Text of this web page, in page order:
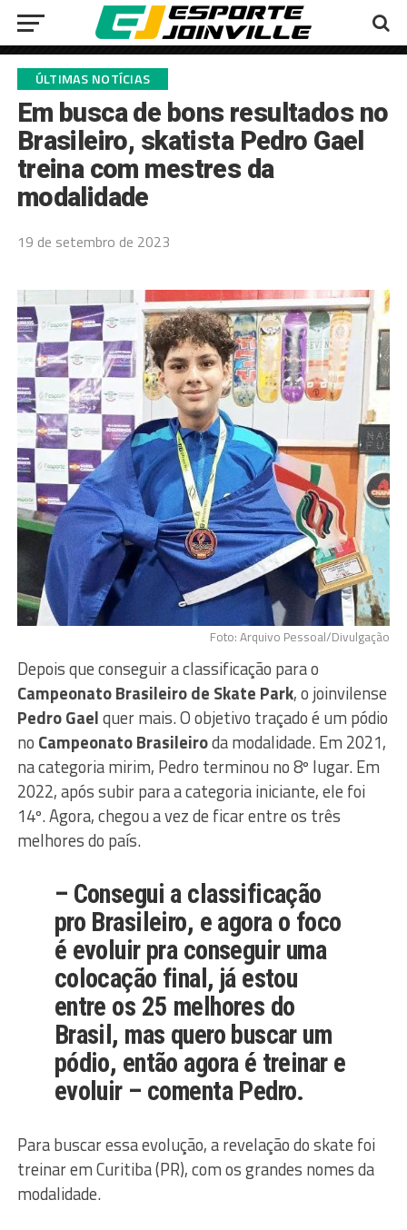
ÚLTIMAS NOTÍCIAS
Em busca de bons resultados no
Brasileiro, skatista Pedro Gael
treina com mestres da
modalidade
19 de setembro de 2023
Foto: Arquivo Pessoal/Divulgação
Depois que conseguir a classificação para o
Campeonato Brasileiro de Skate Park, o joinvilense
Pedro Gaelquer mais. O objetivo traçado é um pódio
no Campeonato Brasileiroda modalidade. Em 2021,
na categoria mirim, Pedro terminou no 8º lugar. Em
2022, após subir para a categoria iniciante, ele foi
14º. Agora, chegou a vez de ficar entre os três
melhores do país.
– Consegui a classificação
pro Brasileiro, e agora o foco
é evoluir pra conseguir uma
colocação final, já estou
entre os 25 melhores do
Brasil, mas quero buscar um
pódio, então agora é treinar e
evoluir – comenta Pedro.
Para buscar essa evolução, a revelação do skate foi
treinar em Curitiba (PR), com os grandes nomes da
modalidade.